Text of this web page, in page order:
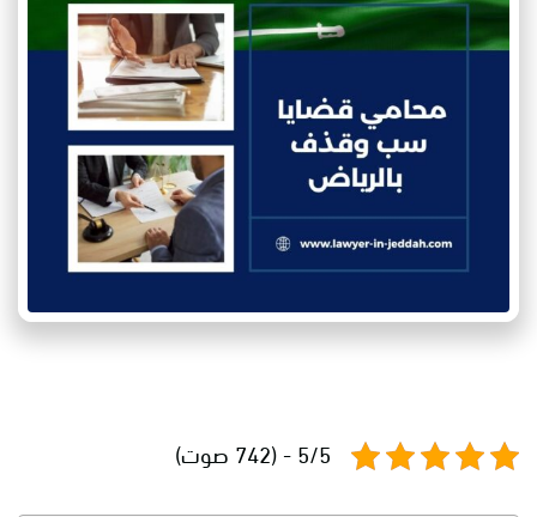
5/5 - (742 صوت)